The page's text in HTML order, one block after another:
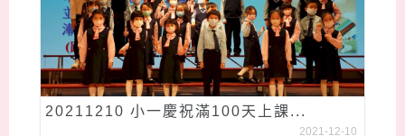
20211210 小一慶祝滿100天上課...
2021-12-10